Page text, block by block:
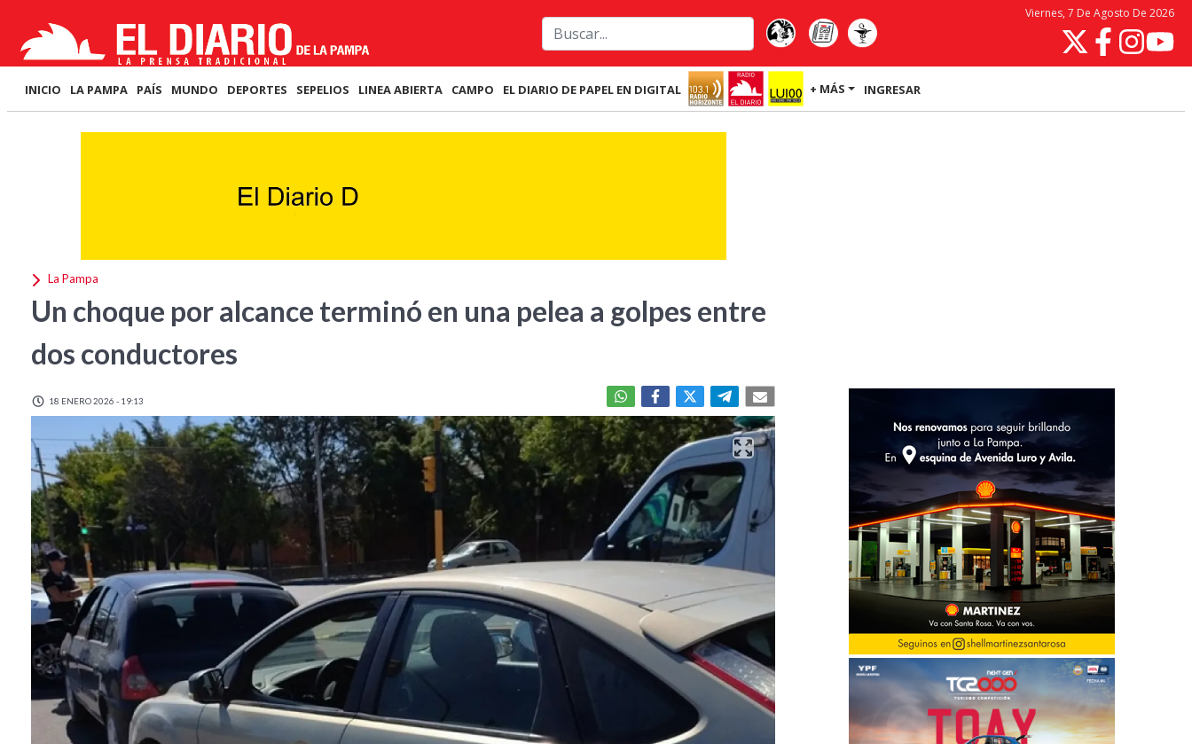
Viernes, 7 De Agosto De 2026
INICIO LA PAMPA PAÍS MUNDO DEPORTES SEPELIOS LINEA ABIERTA CAMPO EL DIARIO DE PAPEL EN DIGITAL + MÁS INGRESAR
La Pampa
Un choque por alcance terminó en una pelea a golpes entre
dos conductores
18 ENERO 2026 - 19:13